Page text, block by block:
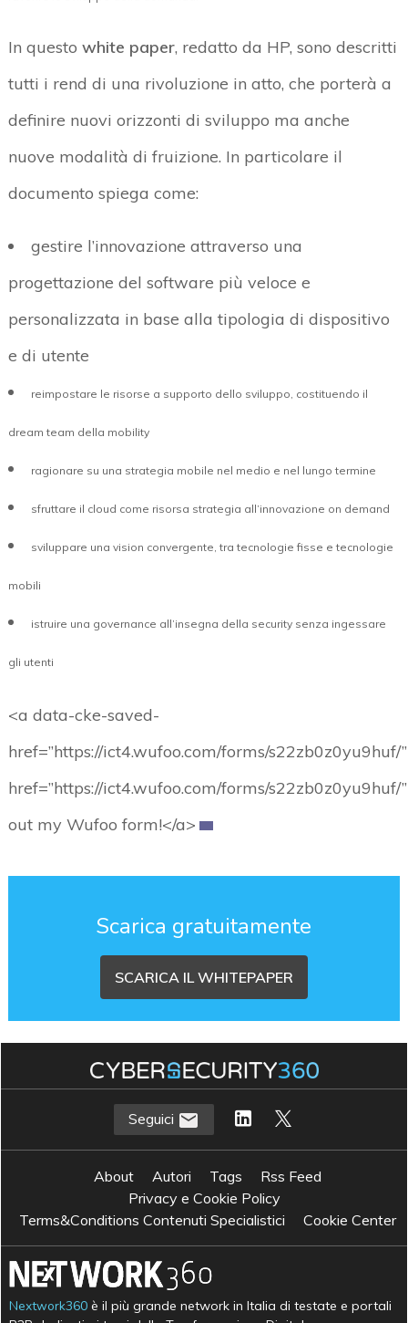
In questowhite paper, redatto da HP, sono descritti
tutti i rend di una rivoluzione in atto, che porterà a
definire nuovi orizzonti di sviluppo ma anche
nuove modalità di fruizione. In particolare il
documento spiega come:
gestire l’innovazione attraverso una
progettazione del software più veloce e
personalizzata in base alla tipologia di dispositivo
e di utente
reimpostare le risorse a supporto dello sviluppo, costituendo il
dream team della mobility
ragionare su una strategia mobile nel medio e nel lungo termine
sfruttare il cloud come risorsa strategia all’innovazione on demand
sviluppare una vision convergente, tra tecnologie fisse e tecnologie
mobili
istruire una governance all’insegna della security senza ingessare
gli utenti
<a data-cke-saved-
href=”https://ict4.wufoo.com/forms/s22zb0z0yu9huf/”
href=”https://ict4.wufoo.com/forms/s22zb0z0yu9huf/
out my Wufoo form!</a>
Scarica gratuitamente
SCARICA IL WHITEPAPER
Seguici
About Autori Tags
Rss Feed
Privacy e Cookie Policy
Terms&Conditions Contenuti Specialistici
Cookie Center
Nextwork360 è il più grande network in Italia di testate e portali